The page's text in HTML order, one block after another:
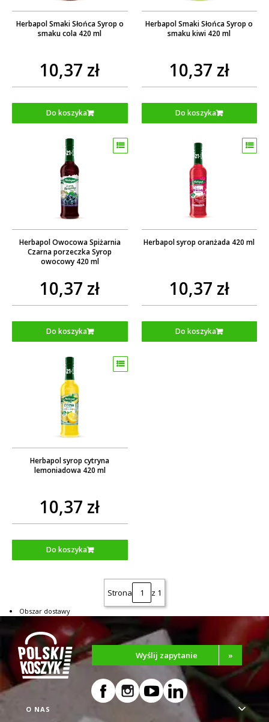
Herbapol Smaki Słońca Syrop o
smaku cola 420 ml
10,37 zł
Do koszyka
Herbapol Smaki Słońca Syrop o
smaku kiwi 420 ml
10,37 zł
Do koszyka
Herbapol Owocowa Spiżarnia
Czarna porzeczka Syrop
owocowy 420 ml
10,37 zł
Do koszyka
Herbapol syrop oranżada 420 ml
10,37 zł
Do koszyka
Herbapol syrop cytryna
lemoniadowa 420 ml
10,37 zł
Do koszyka
Strona z 1
Obszar dostawy
Linki w stopce
O NAS
Wyślij zapytanie »